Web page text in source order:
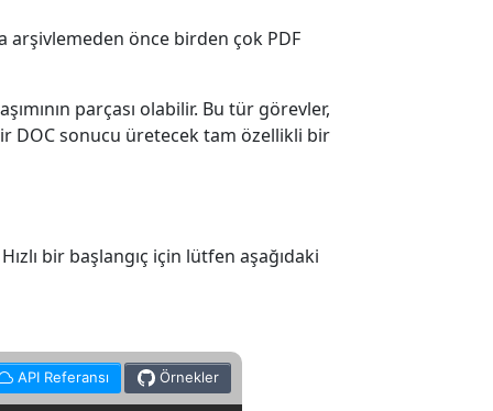
arşivlemeden önce birden çok PDF
parçası olabilir. Bu tür görevler,
DOC sonucu üretecek tam özellikli bir
bir başlangıç için lütfen aşağıdaki
API Referansı Örnekler